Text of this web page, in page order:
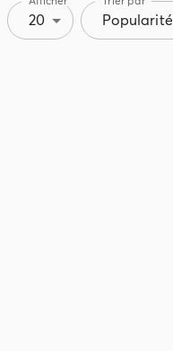
20 Popularité